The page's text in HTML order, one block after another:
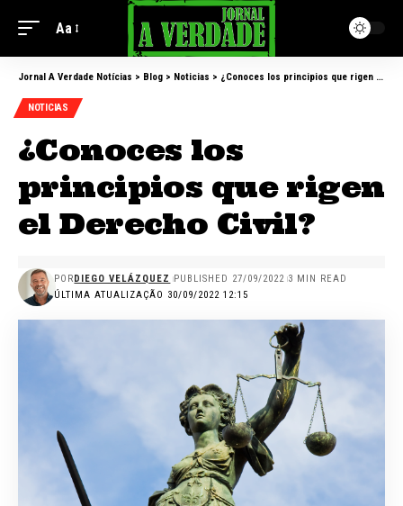
Aa
Jornal A Verdade Notícias > Blog > Noticias > ¿Conoces los principios que rigen el Derecho Civil?
NOTICIAS
¿Conoces los
principios que rigen
el Derecho Civil?
ÚLTIMA ATUALIZAÇÃO 30/09/2022 12:15
PORDIEGO VELÁZQUEZ PUBLISHED 27/09/2022 3 MIN READ